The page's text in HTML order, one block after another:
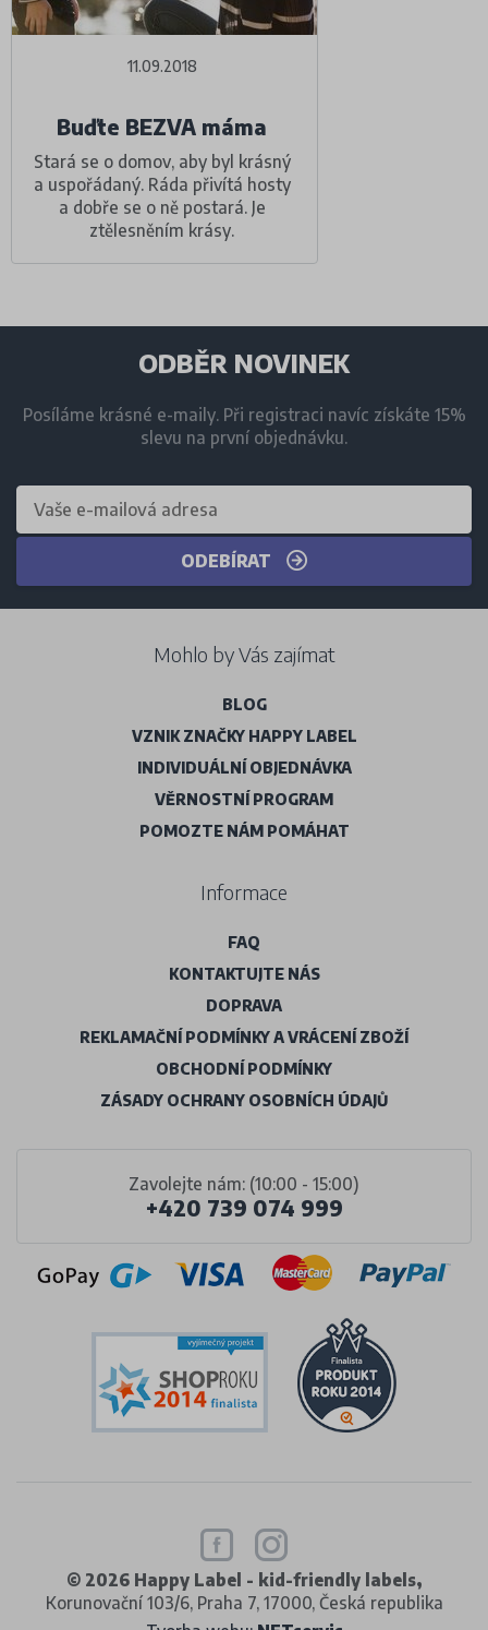
11.09.2018
Buďte BEZVA máma
Stará se o domov, aby byl krásný
a uspořádaný. Ráda přivítá hosty
a dobře se o ně postará. Je
ztělesněním krásy.
ODBĚR NOVINEK
Posíláme krásné e-maily. Při registraci navíc získáte 15%
slevu na první objednávku.
ODEBÍRAT
Zavolejte nám: (10:00 - 15:00)
+420 739 074 999
Mohlo by Vás zajímat
BLOG
VZNIK ZNAČKY HAPPY LABEL
INDIVIDUÁLNÍ OBJEDNÁVKA
VĚRNOSTNÍ PROGRAM
POMOZTE NÁM POMÁHAT
Informace
FAQ
KONTAKTUJTE NÁS
DOPRAVA
REKLAMAČNÍ PODMÍNKY A VRÁCENÍ ZBOŽÍ
OBCHODNÍ PODMÍNKY
ZÁSADY OCHRANY OSOBNÍCH ÚDAJŮ
© 2026 Happy Label - kid-friendly labels,
Korunovační 103/6, Praha 7, 17000, Česká republika